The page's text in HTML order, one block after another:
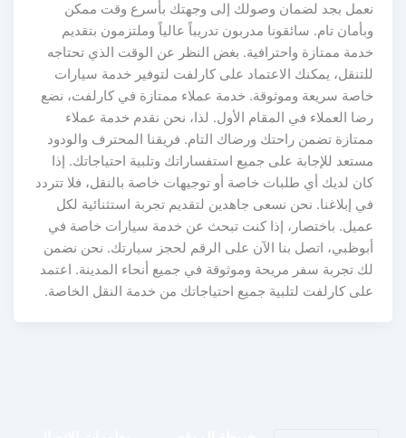
نعمل بجد لضمان وصولك إلى وجهتك بأسرع وقت ممكن
وبأمان تام. سائقونا مدربون تدريباً عالياً وملتزمون بتقديم
خدمة ممتازة واحترافية. بغض النظر عن الوقت الذي تحتاجه
للتنقل، يمكنك الاعتماد على كارلفت لتوفير خدمة سيارات
خاصة سريعة وموثوقة. خدمة عملاء ممتازة في كارلفت، نضع
رضا العملاء في المقام الأول. لذا، نحن نقدم خدمة عملاء
ممتازة تضمن راحتك ورضاك التام. فريقنا المحترف والودود
مستعد للإجابة على جميع استفساراتك وتلبية احتياجاتك. إذا
كان لديك أي طلبات خاصة أو توجيهات خاصة بالنقل، فلا تتردد
في إبلاغنا. نحن نسعى جاهدين لتقديم تجربة استثنائية لكل
عميل. باختصار، إذا كنت تبحث عن خدمة سيارات خاصة في
أبوظبي، اتصل بنا الآن على الرقم لحجز سيارتك. نحن نضمن
لك تجربة سفر مريحة وموثوقة في جميع أنحاء المدينة. اعتمد
على كارلفت لتلبية جميع احتياجاتك من خدمة النقل الخاصة.